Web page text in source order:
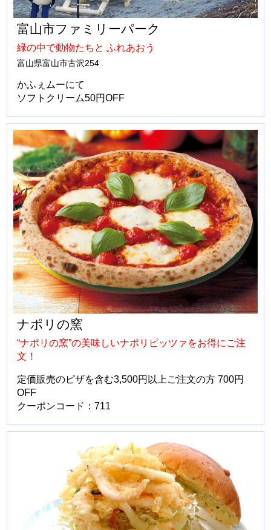
富山市ファミリーパーク
緑の中で動物たちと ふれあおう
富山県富山市古沢254
かふぇムーにて
ソフトクリーム50円OFF
ナポリの窯
“ナポリの窯”の美味しいナポリピッツァをお得にご注
文！
定価販売のピザを含む3,500円以上ご注文の方 700円
OFF
クーポンコード：711